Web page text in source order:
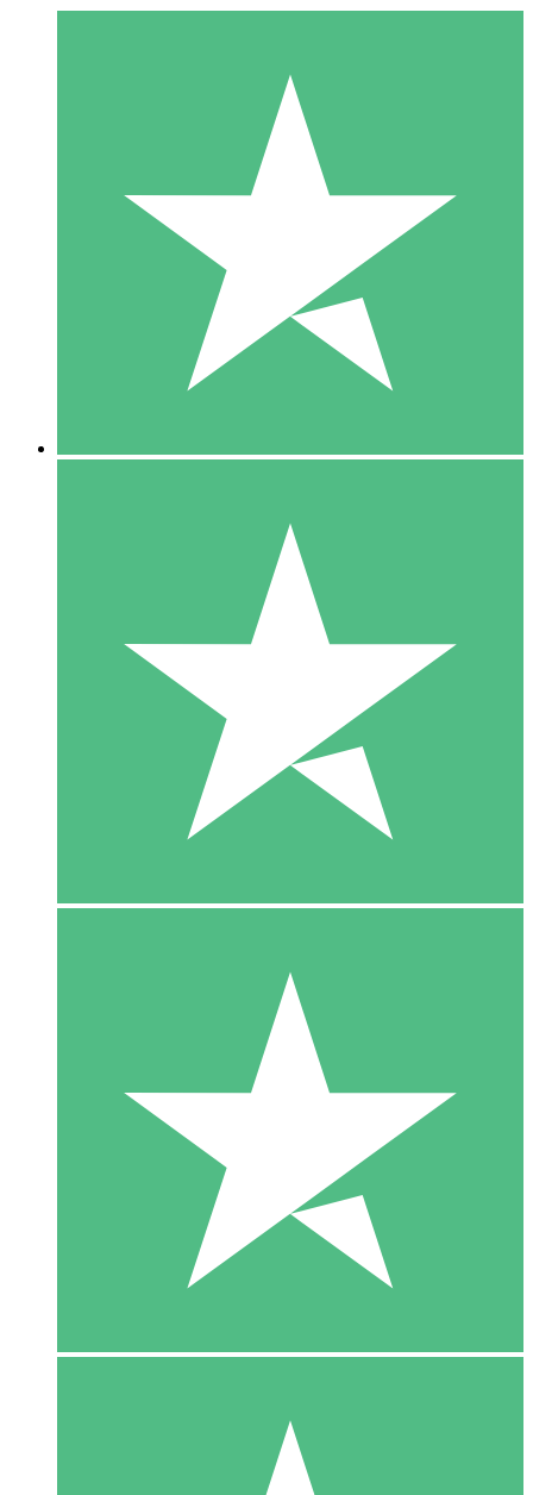
Pacchetti di Crediti Individuali
Paga a consumo con crediti di download. Nessun impegno
1 Download
10
US$1500
10 Download
20